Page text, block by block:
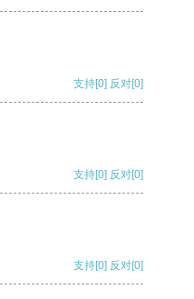
支持[0] 反对[0]
支持[0] 反对[0]
支持[0] 反对[0]